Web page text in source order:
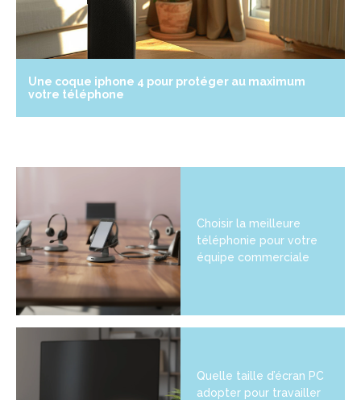
Une coque iphone 4 pour protéger au maximum
votre téléphone
Choisir la meilleure
téléphonie pour votre
équipe commerciale
Quelle taille d’écran PC
adopter pour travailler